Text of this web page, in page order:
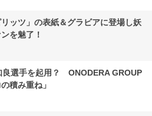
ッツ」の表紙＆グラビアに登場し妖
を魅了！
良選手を起用？ ONODERA GROUP
積み重ね」